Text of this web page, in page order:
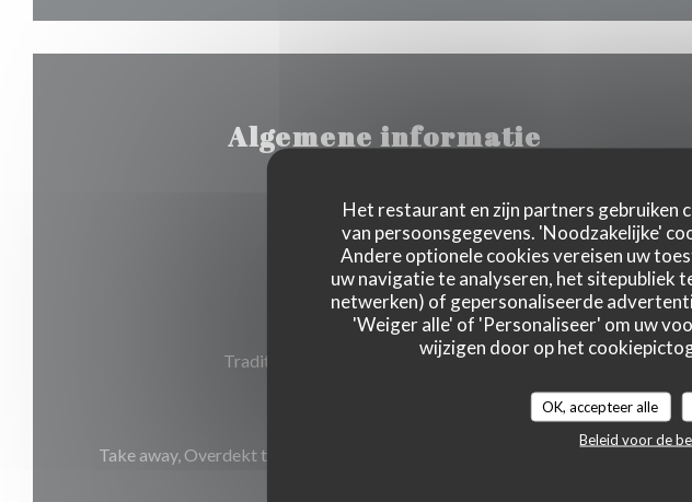
Het restaurant en zijn partners gebruiken
van persoonsgegevens. 'Noodzakelijke'
Andere optionele cookies vereisen uw
uw navigatie te analyseren, het sitepubliek
netwerken) of gepersonaliseerde
'Weiger alle' of 'Personaliseer' om uw
wijzigen door op het
OK, accepteer alle
Beleid voor de
Algemene informatie
Keuken
Traditionele keuken, Belgisch
Soort bedrijf
Traditioneel restaurant, delicatessenwinkel
Take away, Overdekt terras, Private Hire, openbare parkeerplaats, WIFI, deli